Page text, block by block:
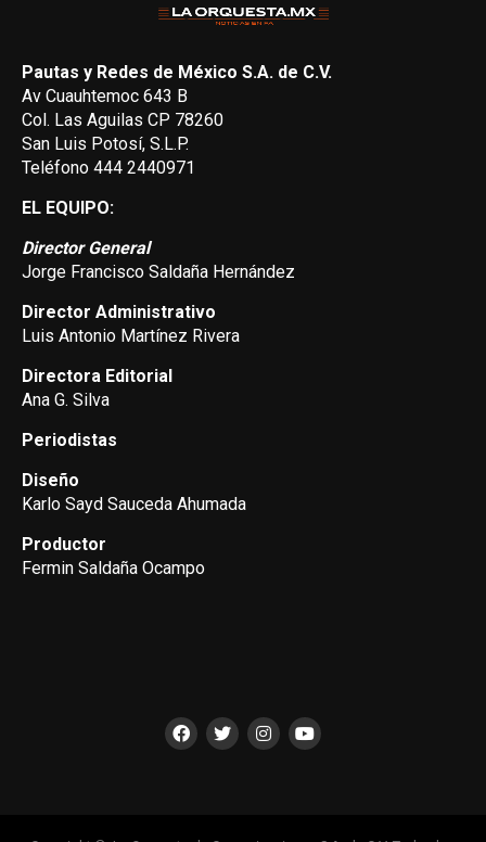
Pautas y Redes de México S.A. de C.V.
Av Cuauhtemoc 643 B
Col. Las Aguilas CP 78260
San Luis Potosí, S.L.P.
Teléfono 444 2440971
EL EQUIPO:
Director General
Jorge Francisco Saldaña Hernández
Director Administrativo
Luis Antonio Martínez Rivera
Directora Editorial
Ana G. Silva
Periodistas
Diseño
Karlo Sayd Sauceda Ahumada
Productor
Fermin Saldaña Ocampo